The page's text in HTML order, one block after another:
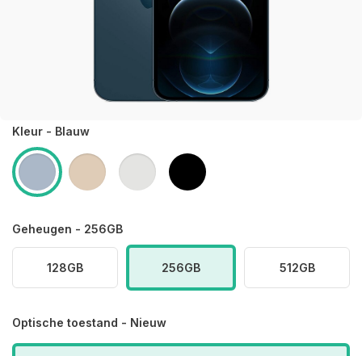
Kleur - Blauw
Geheugen - 256GB
128GB 256GB 512GB
Optische toestand - Nieuw